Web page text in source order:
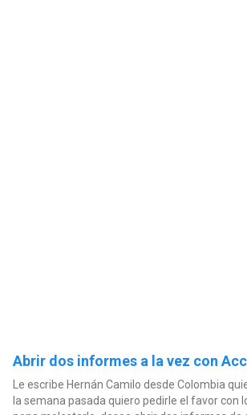
Abrir dos informes a la vez con
Le escribe Hernán Camilo desde Colombia
la semana pasada quiero pedirle el favor con